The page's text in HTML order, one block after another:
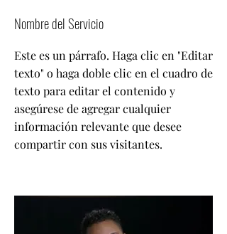
Nombre del Servicio
Este es un párrafo. Haga clic en "Editar
texto" o haga doble clic en el cuadro de
texto para editar el contenido y
asegúrese de agregar cualquier
información relevante que desee
compartir con sus visitantes.